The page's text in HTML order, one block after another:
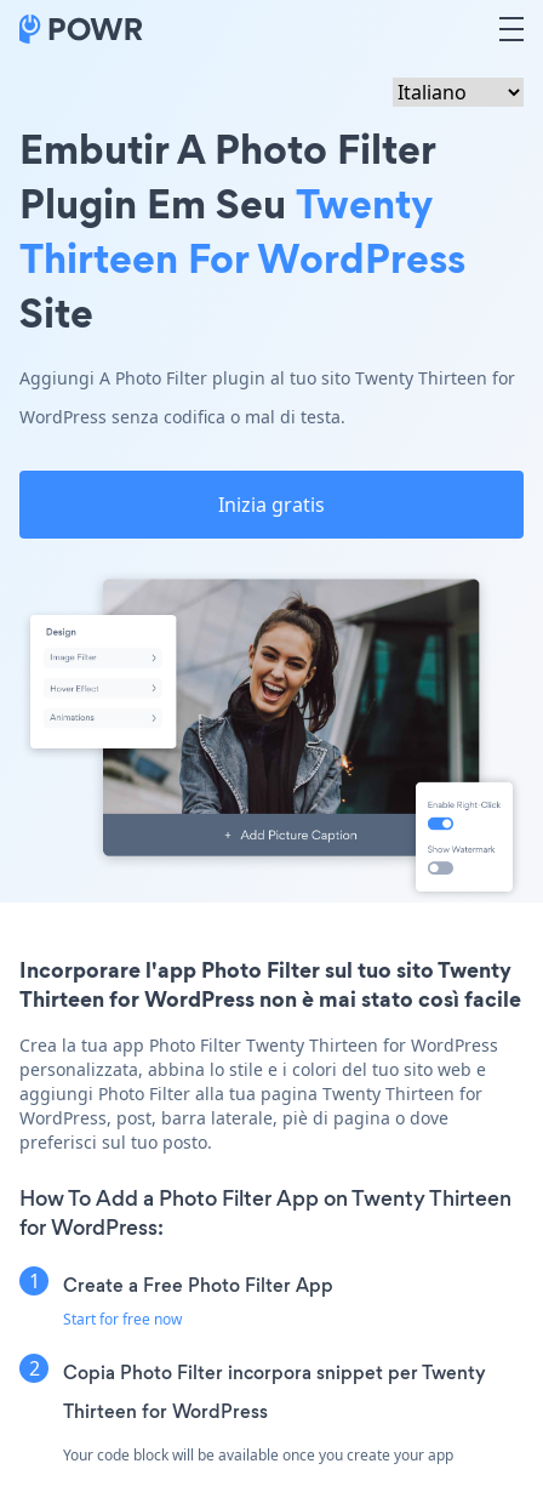
Embutir A Photo Filter
Plugin Em Seu Twenty
Thirteen For WordPress
Site
Aggiungi A Photo Filter plugin al tuo sito Twenty Thirteen for
WordPress senza codifica o mal di testa.
Inizia gratis
Incorporare l'app Photo Filter sul tuo sito Twenty
Thirteen for WordPress non è mai stato così facile
Crea la tua app Photo Filter Twenty Thirteen for WordPress
personalizzata, abbina lo stile e i colori del tuo sito web e
aggiungi Photo Filter alla tua pagina Twenty Thirteen for
WordPress, post, barra laterale, piè di pagina o dove
preferisci sul tuo posto.
How To Add a Photo Filter App on Twenty Thirteen
for WordPress:
Create a Free Photo Filter App
Start for free now
Copia Photo Filter incorpora snippet per Twenty
Thirteen for WordPress
Your code block will be available once you create your app